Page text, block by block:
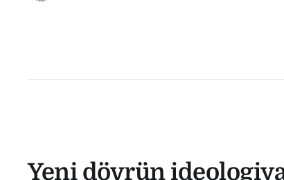
Yeni dövrün